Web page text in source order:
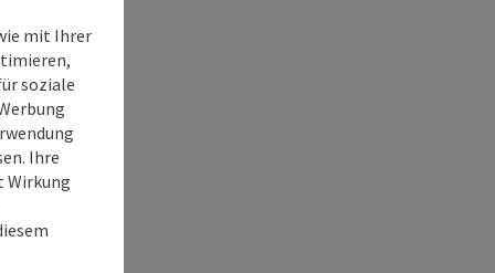
mit Ihrer
soziale
Ihre
Wirkung